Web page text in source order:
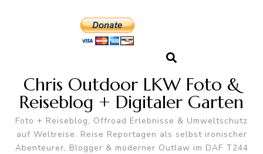
Chris Outdoor LKW Foto &
Reiseblog + Digitaler Garten
Foto + Reiseblog, Offroad Erlebnisse & Umweltschutz
auf Weltreise. Reise Reportagen als selbst ironischer
Abenteurer, Blogger & moderner Outlaw im DAF T244